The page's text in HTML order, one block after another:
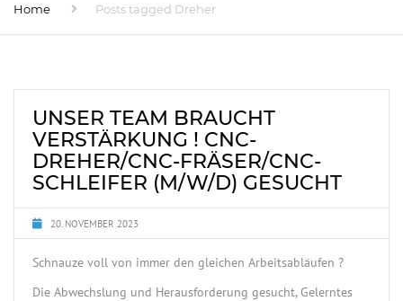
Home Posts tagged Dreher
UNSER TEAM BRAUCHT
VERSTÄRKUNG ! CNC-
DREHER/CNC-FRÄSER/CNC-
SCHLEIFER (M/W/D) GESUCHT
20. NOVEMBER 2023
Schnauze voll von immer den gleichen Arbeitsabläufen ?
Die Abwechslung und Herausforderung gesucht, Gelerntes